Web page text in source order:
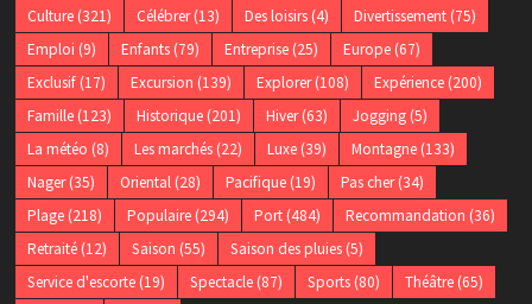
Culture(321) Célébrer(13) Des loisirs(4) Divertissement(75)
Emploi (9) Enfants(79) Entreprise(25) Europe(67)
Exclusif(17) Excursion (139) Explorer(108) Expérience(200)
Famille(123) Historique(201) Hiver(63) Jogging(5)
La météo (8) Les marchés(22) Luxe(39) Montagne(133)
Nager(35) Oriental(28) Pacifique(19) Pas cher(34)
Plage(218) Populaire(294) Port(484) Recommandation (36)
Retraité(12) Saison (55) Saison des pluies(5)
Service d'escorte(19) Spectacle(87) Sports(80) Théâtre(65)